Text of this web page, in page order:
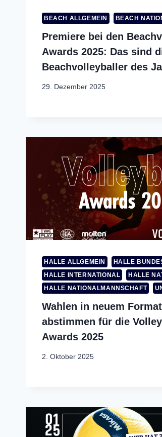
BEACH ALLGEMEIN BEACH
Premiere bei den
Awards 2025: Das sind
Beachvolleyballer des
29. Dezember 2025
HALLE ALLGEMEIN
HALLE
HALLE INTERNATIONAL
HALLE
HALLE NATIONALMANNSCHAFT
Wahlen in neuem
abstimmen für die
Awards 2025
2. Oktober 2025